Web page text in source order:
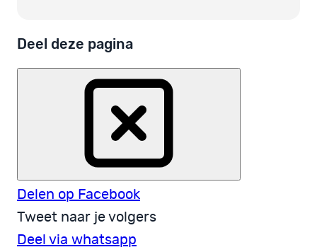
Deel deze pagina
Delen op Facebook
Tweet naar je volgers
Deel via whatsapp